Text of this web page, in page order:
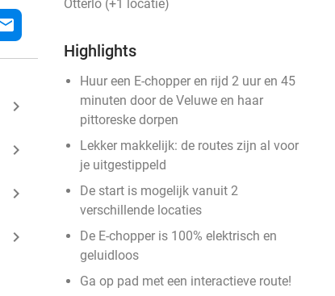
keyboard_arrow_right
keyboard_arrow_right
keyboard_arrow_right
keyboard_arrow_right
Otterlo (+1 locatie)
Highlights
Huur een E-chopper en rijd 2 uur en 45
minuten door de Veluwe en haar
pittoreske dorpen
Lekker makkelijk: de routes zijn al voor
je uitgestippeld
De start is mogelijk vanuit 2
verschillende locaties
De E-chopper is 100% elektrisch en
geluidloos
Ga op pad met een interactieve route!